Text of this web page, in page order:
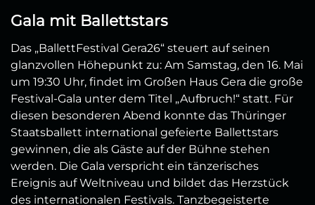
Gala mit Ballettstars
Das „BallettFestival Gera26“ steuert auf seinen
glanzvollen Höhepunkt zu: Am Samstag, den 16. Mai
um 19:30 Uhr, findet im Großen Haus Gera die große
Festival-Gala unter dem Titel „Aufbruch!“ statt. Für
diesen besonderen Abend konnte das Thüringer
Staatsballett international gefeierte Ballettstars
gewinnen, die als Gäste auf der Bühne stehen
werden. Die Gala verspricht ein tänzerisches
Ereignis auf Weltniveau und bildet das Herzstück
des internationalen Festivals. Tanzbegeisterte